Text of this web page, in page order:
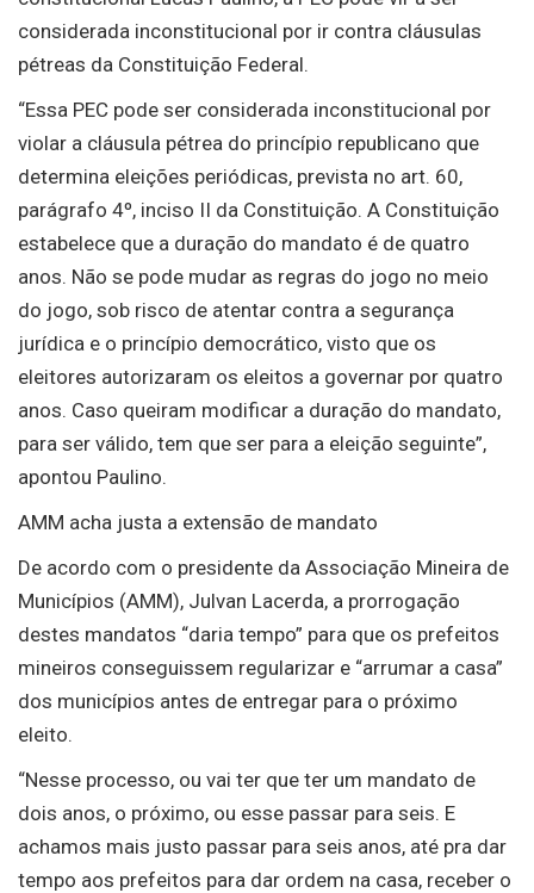
considerada inconstitucional por ir contra cláusulas
pétreas da Constituição Federal.
“Essa PEC pode ser considerada inconstitucional por
violar a cláusula pétrea do princípio republicano que
determina eleições periódicas, prevista no art. 60,
parágrafo 4º, inciso II da Constituição. A Constituição
estabelece que a duração do mandato é de quatro
anos. Não se pode mudar as regras do jogo no meio
do jogo, sob risco de atentar contra a segurança
jurídica e o princípio democrático, visto que os
eleitores autorizaram os eleitos a governar por quatro
anos. Caso queiram modificar a duração do mandato,
para ser válido, tem que ser para a eleição seguinte”,
apontou Paulino.
AMM acha justa a extensão de mandato
De acordo com o presidente da Associação Mineira de
Municípios (AMM), Julvan Lacerda, a prorrogação
destes mandatos “daria tempo” para que os prefeitos
mineiros conseguissem regularizar e “arrumar a casa”
dos municípios antes de entregar para o próximo
eleito.
“Nesse processo, ou vai ter que ter um mandato de
dois anos, o próximo, ou esse passar para seis. E
achamos mais justo passar para seis anos, até pra dar
tempo aos prefeitos para dar ordem na casa, receber o